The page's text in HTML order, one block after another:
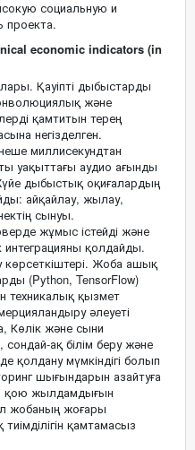
социальную и
проекта.
economic indicators (in
Қауіпті дыбыстарды
және
қамтитын терең
негізделген.
миллисекундтан
уақыттағы аудио ағынды
дыбыстық оқиғалардың
айқайлау, жылау,
сынуы.
жұмыс істейді және
қолдайды.
Жоба ашық
(Python, TensorFlow)
техникалық қызмет
әлеуеті
Көлік және сыни
ақ білім беру және
қолдану мүмкіндігі болып
шығындарын азайтуға
қою жылдамдығын
жобаның жоғары
қамтамасыз